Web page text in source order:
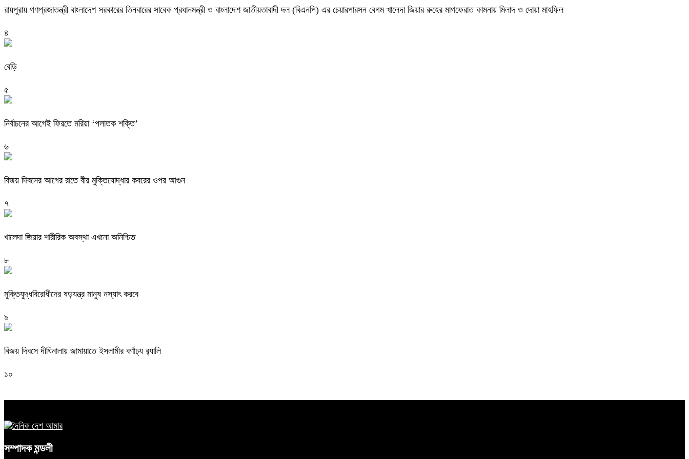
রায়পুরায় গণপ্রজাতন্ত্রী বাংলাদেশ সরকারের তিনবারের সাবেক প্রধানমন্ত্রী ও বাংলাদেশ জাতীয়তাবাদী দল (বিএনপি) এর চেয়ারপারসন বেগম খালেদা জিয়ার রুহের মাগফেরাত কামনায় মিলাদ ও দোয়া মাহফিল
৪
বেড়ি
৫
নির্বাচনের আগেই ফিরতে মরিয়া ‘পলাতক শক্তি’
৬
বিজয় দিবসের আগের রাতে বীর মুক্তিযোদ্ধার কবরের ওপর আগুন
৭
খালেদা জিয়ার শারীরিক অবস্থা এখনো অনিশ্চিত
৮
মুক্তিযুদ্ধবিরোধীদের ষড়যন্ত্র মানুষ নস্যাৎ করবে
৯
বিজয় দিবসে দীঘিনালায় জামায়াতে ইসলামীর বর্ণাঢ্য র‍্যালি
১০
সম্পাদক মন্ডলী